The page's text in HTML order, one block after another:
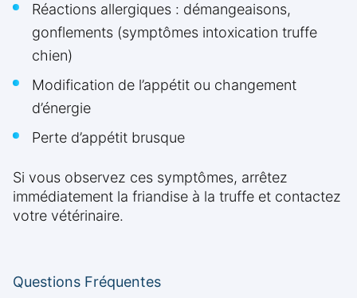
Réactions allergiques : démangeaisons,
gonflements (symptômes intoxication truffe
chien)
Modification de l’appétit ou changement
d’énergie
Perte d’appétit brusque
Si vous observez ces symptômes, arrêtez
immédiatement la friandise à la truffe et contactez
votre vétérinaire.
Questions Fréquentes